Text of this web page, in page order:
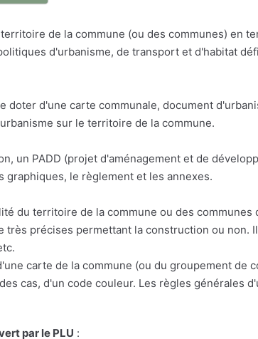
de la commune (ou des communes) en
d'urbanisme, de transport et d'habitat
doter d'une carte communale, document
sur le territoire de la commune.
un PADD (projet d'aménagement et de
le règlement et les annexes.
du territoire de la commune ou des
précises permettant la construction ou non.
carte de la commune (ou du groupement de
cas, d'un code couleur. Les règles générales
par le PLU :